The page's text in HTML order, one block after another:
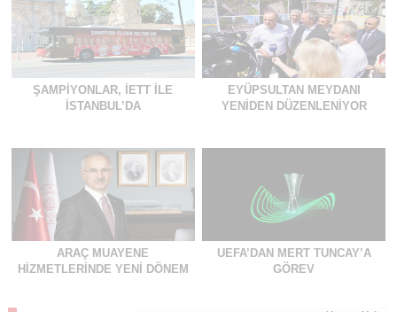
ŞAMPIYONLAR, İETT İLE
İSTANBUL’DA
EYÜPSULTAN MEYDANI
YENIDEN DÜZENLENIYOR
ARAÇ MUAYENE
HIZMETLERINDE YENI DÖNEM
UEFA’DAN MERT TUNCAY’A
GÖREV